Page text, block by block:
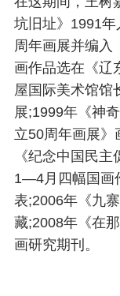
坑旧址》1991
周年画展并编入
画作品选在《辽
屋国际美术馆馆
展;1999年《神
立50周年画展》
《纪念中国民
1—4月四幅国画
表;2006年《九
藏;2008年《在
画研究期刊。